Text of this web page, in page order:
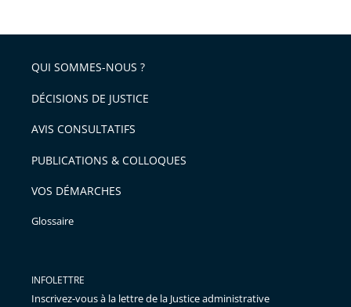
QUI SOMMES-NOUS ?
DÉCISIONS DE JUSTICE
AVIS CONSULTATIFS
PUBLICATIONS & COLLOQUES
VOS DÉMARCHES
Glossaire
INFOLETTRE
Inscrivez-vous à la lettre de la Justice administrative